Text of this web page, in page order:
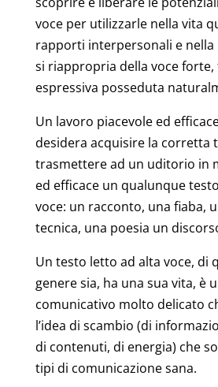
voce per utilizzarle nella vita
rapporti interpersonali e nella
si riappropria della voce forte,
espressiva posseduta
Un lavoro piacevole ed
desidera acquisire la corretta
trasmettere ad un uditorio in
ed efficace un qualunque
voce: un racconto, una fiaba,
tecnica, una poesia un
Un testo letto ad alta voce, di
genere sia, ha una sua vita, è
comunicativo molto delicato
l’idea di scambio (di
di contenuti, di energia) che
tipi di comunicazione sana.